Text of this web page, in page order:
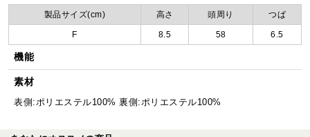
製品サイズ(cm) 高さ 頭周り つば
F 8.5 58 6.5
機能
素材
表側:ポリエステル100% 裏側:ポリエステル100%